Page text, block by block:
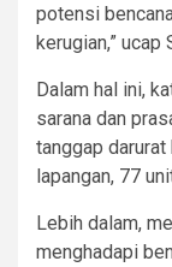
potensi
kerugian,” ucap
Dalam hal ini,
sarana dan
tanggap darurat
lapangan, 77
Lebih dalam,
menghadapi